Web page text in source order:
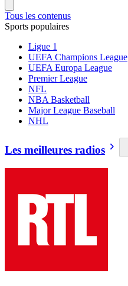
Tous les contenus
Sports populaires
Ligue 1
UEFA Champions League
UEFA Europa League
Premier League
NFL
NBA Basketball
Major League Baseball
NHL
Les meilleures radios